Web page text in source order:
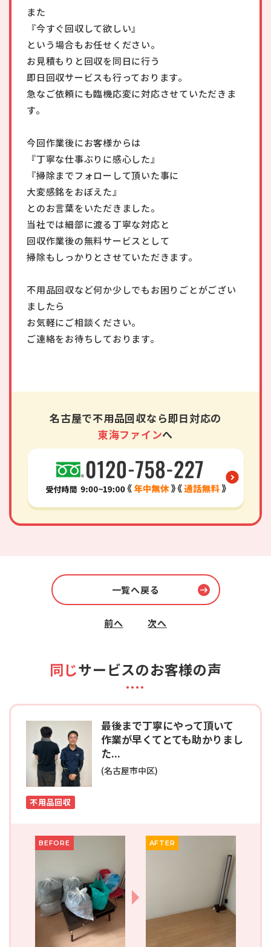
また
『今すぐ回収して欲しい』
という場合もお任せください。
お見積もりと回収を同日に行う
即日回収サービスも行っております。
急なご依頼にも臨機応変に対応させていただきま
す。
今回作業後にお客様からは
『丁寧な仕事ぶりに感心した』
『掃除までフォローして頂いた事に
大変感銘をおぼえた』
とのお言葉をいただきました。
当社では細部に渡る丁寧な対応と
回収作業後の無料サービスとして
掃除もしっかりとさせていただきます。
不用品回収など何か少しでもお困りごとがござい
ましたら
お気軽にご相談ください。
ご連絡をお待ちしております。
名古屋で不用品回収なら即日対応の
東海ファインへ
前へ
一覧へ戻る
次へ
同じサービスのお客様の声
最後まで丁寧にやって頂いて
作業が早くてとても助かりまし
た...
(名古屋市中区)
不用品回収
BEFORE AFTER